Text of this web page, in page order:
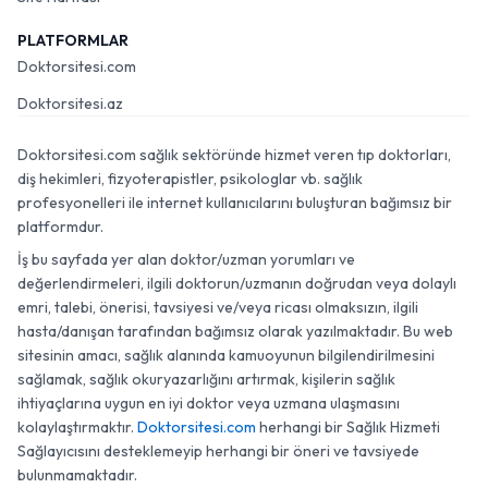
PLATFORMLAR
Doktorsitesi.com
Doktorsitesi.az
Doktorsitesi.com sağlık sektöründe hizmet veren tıp doktorları,
diş hekimleri, fizyoterapistler, psikologlar vb. sağlık
profesyonelleri ile internet kullanıcılarını buluşturan bağımsız bir
platformdur.
İş bu sayfada yer alan doktor/uzman yorumları ve
değerlendirmeleri, ilgili doktorun/uzmanın doğrudan veya dolaylı
emri, talebi, önerisi, tavsiyesi ve/veya ricası olmaksızın, ilgili
hasta/danışan tarafından bağımsız olarak yazılmaktadır. Bu web
sitesinin amacı, sağlık alanında kamuoyunun bilgilendirilmesini
sağlamak, sağlık okuryazarlığını artırmak, kişilerin sağlık
ihtiyaçlarına uygun en iyi doktor veya uzmana ulaşmasını
kolaylaştırmaktır. Doktorsitesi.com herhangi bir Sağlık Hizmeti
Sağlayıcısını desteklemeyip herhangi bir öneri ve tavsiyede
bulunmamaktadır.